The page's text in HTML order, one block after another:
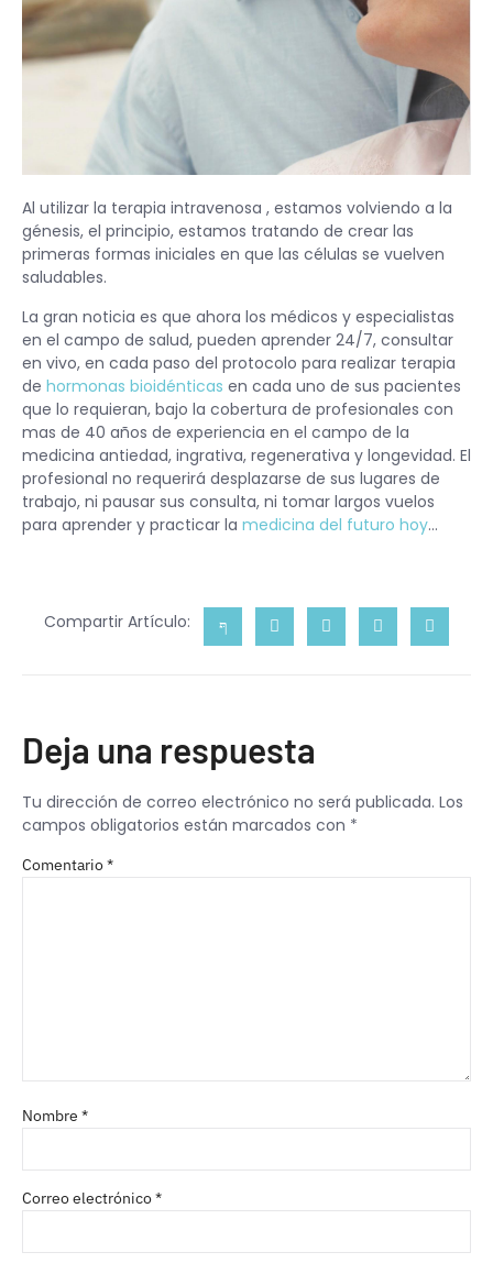
Al utilizar la terapia intravenosa , estamos volviendo a la
génesis, el principio, estamos tratando de crear las
primeras formas iniciales en que las células se vuelven
saludables.
La gran noticia es que ahora los médicos y especialistas
en el campo de salud, pueden aprender 24/7, consultar
en vivo, en cada paso del protocolo para realizar terapia
de hormonas bioidénticas en cada uno de sus pacientes
que lo requieran, bajo la cobertura de profesionales con
mas de 40 años de experiencia en el campo de la
medicina antiedad, ingrativa, regenerativa y longevidad. El
profesional no requerirá desplazarse de sus lugares de
trabajo, ni pausar sus consulta, ni tomar largos vuelos
para aprender y practicar la medicina del futuro hoy…
Compartir Artículo:
Deja una respuesta
Tu dirección de correo electrónico no será publicada. Los
campos obligatorios están marcados con *
Comentario*
Nombre *
Correo electrónico*